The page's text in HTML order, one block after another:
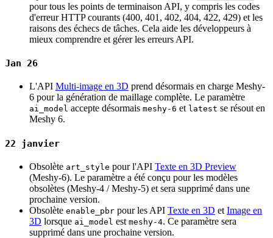
pour tous les points de terminaison API, y compris les codes
d'erreur HTTP courants (400, 401, 402, 404, 422, 429) et les
raisons des échecs de tâches. Cela aide les développeurs à
mieux comprendre et gérer les erreurs API.
Jan 26
L'API Multi-image en 3D prend désormais en charge Meshy-
6 pour la génération de maillage complète. Le paramètre
ai_model accepte désormais meshy-6 et latest se résout en
Meshy 6.
22 janvier
Obsolète art_style pour l'API Texte en 3D Preview
(Meshy-6). Le paramètre a été conçu pour les modèles
obsolètes (Meshy-4 / Meshy-5) et sera supprimé dans une
prochaine version.
Obsolète enable_pbr pour les API Texte en 3D et Image en
3D lorsque ai_model est meshy-4. Ce paramètre sera
supprimé dans une prochaine version.